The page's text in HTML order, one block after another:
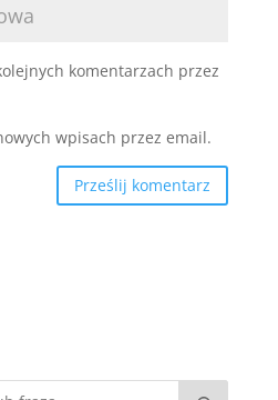
komentarzach przez
wpisach przez email.